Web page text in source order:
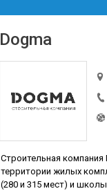
Dogma
Строительная
территории жилых
(280 и 315 мест) и